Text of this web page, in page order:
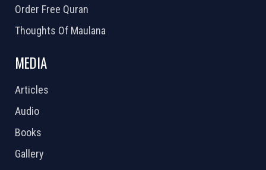
Order Free Quran
Thoughts Of Maulana
MEDIA
Articles
Audio
Books
Gallery